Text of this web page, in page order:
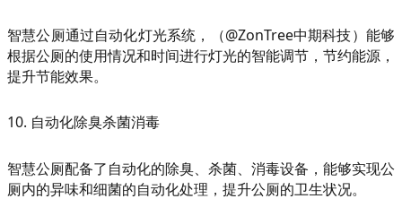
智慧公厕通过自动化灯光系统，（@ZonTree中期科技）能够
根据公厕的使用情况和时间进行灯光的智能调节，节约能源，
提升节能效果。
10. 自动化除臭杀菌消毒
智慧公厕配备了自动化的除臭、杀菌、消毒设备，能够实现公
厕内的异味和细菌的自动化处理，提升公厕的卫生状况。